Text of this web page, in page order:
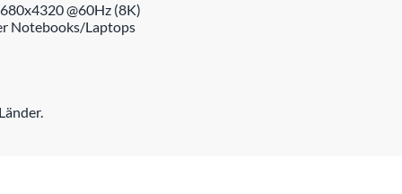
@60Hz (8K)
Notebooks/Laptops